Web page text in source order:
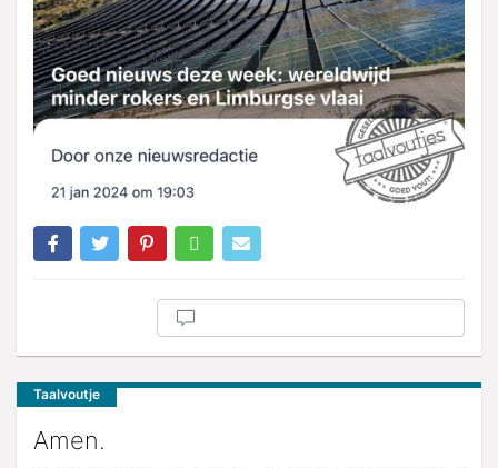
Taalvoutje
Amen.